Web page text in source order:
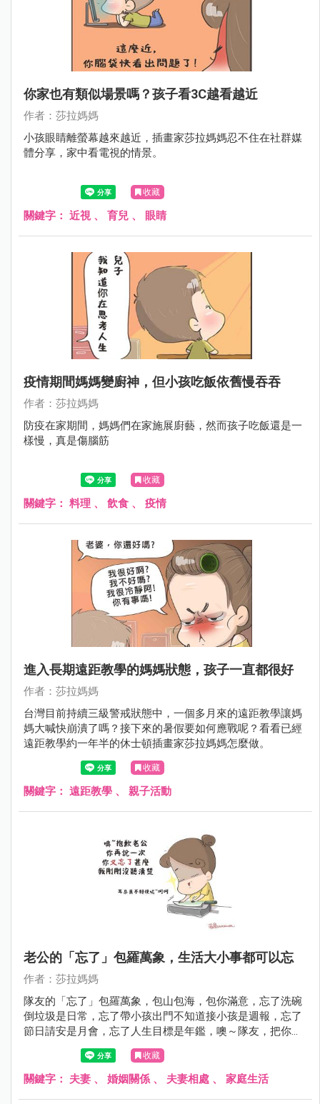
你家也有類似場景嗎？孩子看3C越看越近
作者：莎拉媽媽
小孩眼睛離螢幕越來越近，插畫家莎拉媽媽忍不住在社群媒
體分享，家中看電視的情景。
收藏
關鍵字： 近視 、 育兒 、 眼睛
疫情期間媽媽變廚神，但小孩吃飯依舊慢吞吞
作者：莎拉媽媽
防疫在家期間，媽媽們在家施展廚藝，然而孩子吃飯還是一
樣慢，真是傷腦筋
收藏
關鍵字： 料理 、 飲食 、 疫情
進入長期遠距教學的媽媽狀態，孩子一直都很好
作者：莎拉媽媽
台灣目前持續三級警戒狀態中，一個多月來的遠距教學讓媽
媽大喊快崩潰了嗎？接下來的暑假要如何應戰呢？看看已經
遠距教學約一年半的休士頓插畫家莎拉媽媽怎麼做。
收藏
關鍵字： 遠距教學 、 親子活動
老公的「忘了」包羅萬象，生活大小事都可以忘
作者：莎拉媽媽
隊友的「忘了」包羅萬象，包山包海，包你滿意，忘了洗碗
倒垃圾是日常，忘了帶小孩出門不知道接小孩是週報，忘了
節日請安是月會，忘了人生目標是年鑑，噢～隊友，把你自
己也忘了吧～～
收藏
關鍵字： 夫妻 、 婚姻關係 、 夫妻相處 、 家庭生活